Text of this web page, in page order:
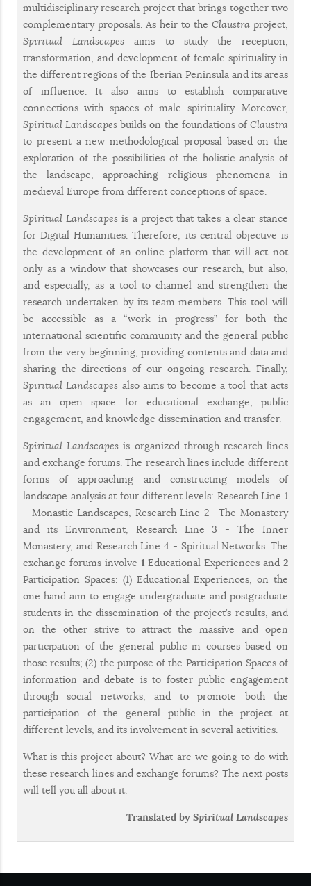
multidisciplinary research project that brings together two
complementary proposals. As heir to the Claustra project,
Spiritual Landscapes aims to study the reception,
transformation, and development of female spirituality in
the different regions of the Iberian Peninsula and its areas
of influence. It also aims to establish comparative
connections with spaces of male spirituality. Moreover,
Spiritual Landscapes builds on the foundations ofClaustra
to present a new methodological proposal based on the
exploration of the possibilities of the holistic analysis of
the landscape, approaching religious phenomena in
medieval Europe from different conceptions of space.
Spiritual Landscapes is a project that takes a clear stance
for Digital Humanities. Therefore, its central objective is
the development of an online platform that will act not
only as a window that showcases our research, but also,
and especially, as a tool to channel and strengthen the
research undertaken by its team members. This tool will
be accessible as a “work in progress” for both the
international scientific community and the general public
from the very beginning, providing contents and data and
sharing the directions of our ongoing research. Finally,
Spiritual Landscapes also aims to become a tool that acts
as an open space for educational exchange, public
engagement, and knowledge dissemination and transfer.
Spiritual Landscapes is organized through research lines
and exchange forums. The research lines include different
forms of approaching and constructing models of
landscape analysis at four different levels: Research Line 1
- Monastic Landscapes, Research Line 2- The Monastery
and its Environment, Research Line 3 - The Inner
Monastery, and Research Line 4 - Spiritual Networks. The
exchange forums involve 1 Educational Experiences and2
Participation Spaces: (1) Educational Experiences, on the
one hand aim to engage undergraduate and postgraduate
students in the dissemination of the project’s results, and
on the other strive to attract the massive and open
participation of the general public in courses based on
those results; (2) the purpose of the Participation Spaces of
information and debate is to foster public engagement
through social networks, and to promote both the
participation of the general public in the project at
different levels, and its involvement in several activities.
What is this project about? What are we going to do with
these research lines and exchange forums? The next posts
will tell you all about it.
Translated by Spiritual Landscapes